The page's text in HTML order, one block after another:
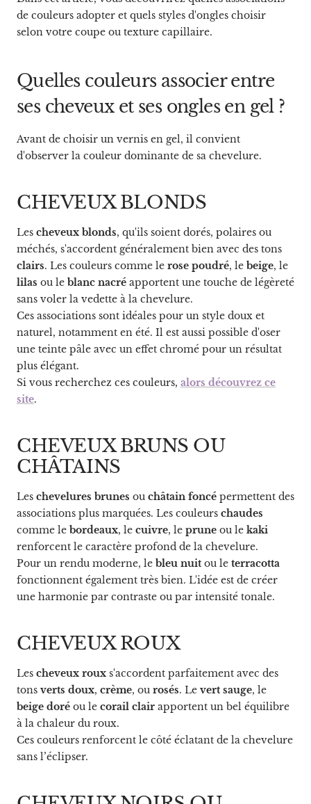
de couleurs adopter et quels styles d'ongles choisir
selon votre coupe ou texture capillaire.
Quelles couleurs associer entre
ses cheveux et ses ongles en gel ?
Avant de choisir un vernis en gel, il convient
d'observer la couleur dominante de sa chevelure.
CHEVEUX BLONDS
Les cheveux blonds, qu'ils soient dorés, polaires ou
méchés, s'accordent généralement bien avec des tons
clairs. Les couleurs comme le rose poudré, le beige, le
lilas ou le blanc nacré apportent une touche de légèreté
sans voler la vedette à la chevelure.
Ces associations sont idéales pour un style doux et
naturel, notamment en été. Il est aussi possible d'oser
une teinte pâle avec un effet chromé pour un résultat
plus élégant.
Si vous recherchez ces couleurs, alors découvrez ce
site.
CHEVEUX BRUNS OU
CHÂTAINS
Les chevelures brunes ou châtain foncé permettent des
associations plus marquées. Les couleurs chaudes
comme le bordeaux, le cuivre, le prune ou le kaki
renforcent le caractère profond de la chevelure.
Pour un rendu moderne, le bleu nuit ou le terracotta
fonctionnent également très bien. L'idée est de créer
une harmonie par contraste ou par intensité tonale.
CHEVEUX ROUX
Les cheveux roux s'accordent parfaitement avec des
tons verts doux, crème, ou rosés. Le vert sauge, le
beige doré ou le corail clair apportent un bel équilibre
à la chaleur du roux.
Ces couleurs renforcent le côté éclatant de la chevelure
sans l’éclipser.